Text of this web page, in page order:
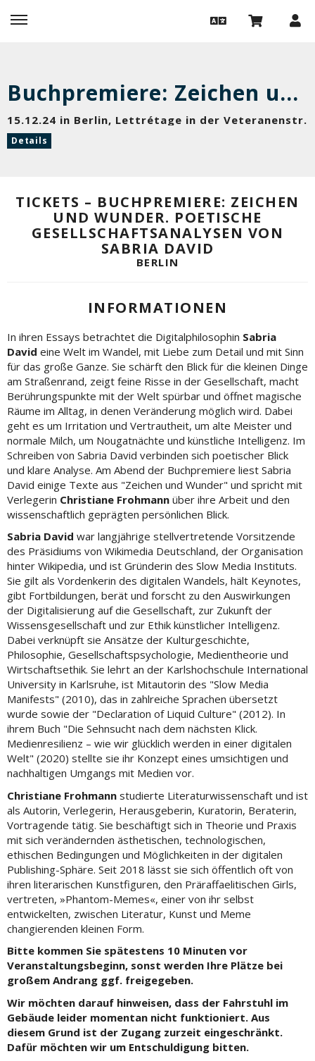
Buchpremiere: Zeichen und Wunder. Poetische Gesellschaftsanalysen von Sabria David
15.12.24 in Berlin, Lettrétage in der Veteranenstr.
Details
TICKETS – BUCHPREMIERE: ZEICHEN
UND WUNDER. POETISCHE
GESELLSCHAFTSANALYSEN VON
SABRIA DAVID
BERLIN
INFORMATIONEN
In ihren Essays betrachtet die Digitalphilosophin Sabria
David eine Welt im Wandel, mit Liebe zum Detail und mit Sinn
für das große Ganze. Sie schärft den Blick für die kleinen Dinge
am Straßenrand, zeigt feine Risse in der Gesellschaft, macht
Berührungspunkte mit der Welt spürbar und öffnet magische
Räume im Alltag, in denen Veränderung möglich wird. Dabei
geht es um Irritation und Vertrautheit, um alte Meister und
normale Milch, um Nougatnächte und künstliche Intelligenz. Im
Schreiben von Sabria David verbinden sich poetischer Blick
und klare Analyse. Am Abend der Buchpremiere liest Sabria
David einige Texte aus "Zeichen und Wunder" und spricht mit
Verlegerin Christiane Frohmann über ihre Arbeit und den
wissenschaftlich geprägten persönlichen Blick.
Sabria David war langjährige stellvertretende Vorsitzende
des Präsidiums von Wikimedia Deutschland, der Organisation
hinter Wikipedia, und ist ­Gründerin des Slow Media Instituts.
Sie gilt als Vordenkerin des digitalen ­Wandels, hält Keynotes,
gibt Fortbildungen, berät und forscht zu den ­Auswirkungen
der Digitalisierung auf die Gesellschaft, zur Zukunft der
Wissens­gesellschaft und zur Ethik künstlicher Intelligenz.
Dabei verknüpft sie Ansätze der Kulturgeschichte,
Philosophie, Gesellschaftspsychologie, Medientheorie und
Wirtschaftsethik. Sie lehrt an der Karlshochschule International
University in ­Karlsruhe, ist Mitautorin des "Slow Media
Manifests" (2010), das in zahl­reiche Sprachen übersetzt
wurde sowie der "Declaration of Liquid Culture" (2012). In
ihrem Buch "Die Sehnsucht nach dem nächsten Klick.
Medienresilienz – wie wir glücklich werden in einer digitalen
Welt" (2020) stellte sie ihr Konzept eines umsichtigen und
nachhaltigen Umgangs mit Medien vor.
Christiane Frohmann studierte Literaturwissenschaft und ist
als Autorin, Verlegerin, Herausgeberin, Kuratorin, Beraterin,
Vortragende tätig. Sie beschäftigt sich in Theorie und Praxis
mit sich verändernden ästhetischen, technologischen,
ethischen Bedingungen und Möglichkeiten in der digitalen
Publishing-Sphäre. Seit 2018 lässt sie sich öffentlich oft von
ihren literarischen Kunstfiguren, den Präraffaelitischen Girls,
vertreten, »Phantom-Memes«, einer von ihr selbst
entwickelten, zwischen Literatur, Kunst und Meme
changierenden kleinen Form.
Bitte kommen Sie spätestens 10 Minuten vor
Veranstaltungsbeginn, sonst werden Ihre Plätze bei
großem Andrang ggf. freigegeben.
Wir möchten darauf hinweisen, dass der Fahrstuhl im
Gebäude leider momentan nicht funktioniert. Aus
diesem Grund ist der Zugang zurzeit eingeschränkt.
Dafür möchten wir um Entschuldigung bitten.